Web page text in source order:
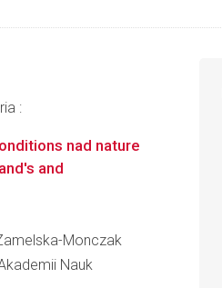
:
nad nature
and
Monczak
Nauk